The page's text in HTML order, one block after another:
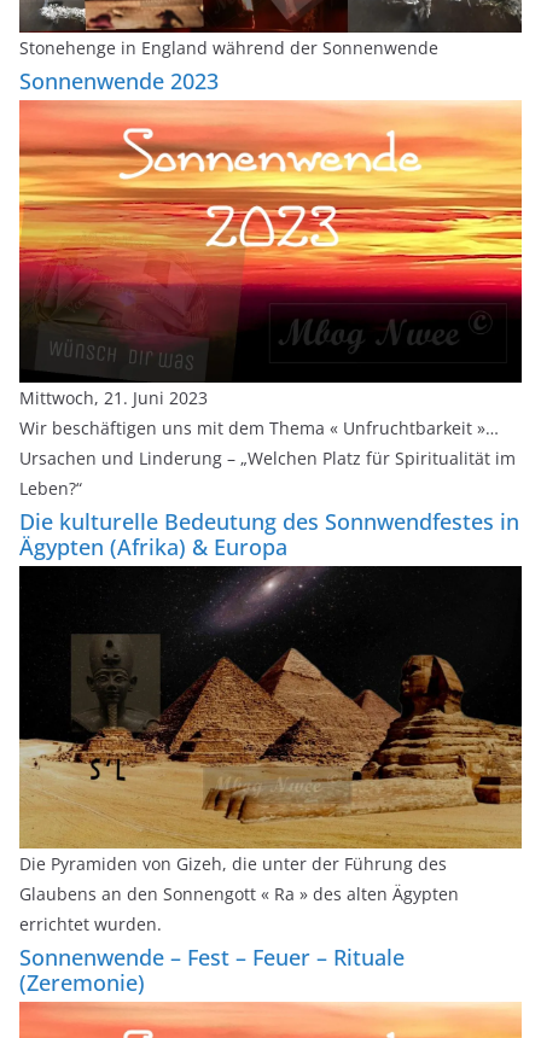
Stonehenge in England während der Sonnenwende
Sonnenwende 2023
Mittwoch, 21. Juni 2023
Wir beschäftigen uns mit dem Thema « Unfruchtbarkeit »…
Ursachen und Linderung – „Welchen Platz für Spiritualität im
Leben?“
Die kulturelle Bedeutung des Sonnwendfestes in
Ägypten (Afrika) & Europa
Die Pyramiden von Gizeh, die unter der Führung des
Glaubens an den Sonnengott « Ra » des alten Ägypten
errichtet wurden.
Sonnenwende – Fest – Feuer – Rituale
(Zeremonie)